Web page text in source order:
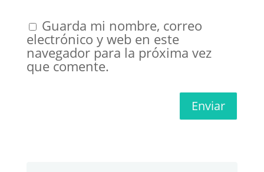
Guarda mi nombre, correo
electrónico y web en este
navegador para la próxima vez
que comente.
Enviar